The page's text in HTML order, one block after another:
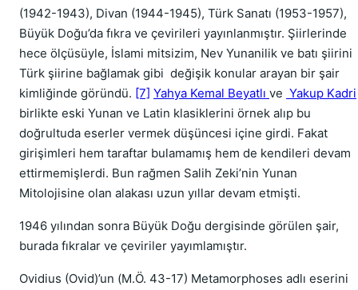
(1942-1943), Divan (1944-1945), Türk Sanatı (1953-1957),
Büyük Doğu’da fıkra ve çevirileri yayınlanmıştır. Şiirlerinde
hece ölçüsüyle, İslami mitsizim, Nev Yunanilik ve batı şiirini
Türk şiirine bağlamak gibi değişik konular arayan bir şair
kimliğin­de göründü. [7] Yahya Kemal Beyatlı ve Yakup Kadri
birlikte eski Yunan ve Latin klasiklerini örnek alıp bu
doğrultuda eserler vermek düşüncesi içine girdi. Fakat
girişimleri hem taraftar bulamamış hem de kendileri devam
ettirmemişlerdi. Bun rağmen Salih Zeki’nin Yunan
Mitolojisine olan alakası uzun yıllar devam etmişti.
1946 yılından sonra Büyük Doğu dergisinde görülen şair,
burada fıkralar ve çeviriler yayımlamıştır.
Ovidius (Ovid)’un (M.Ö. 43-17) Metamorphoses adlı eserini